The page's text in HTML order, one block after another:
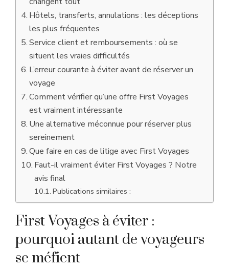
Hôtels, transferts, annulations : les déceptions
les plus fréquentes
Service client et remboursements : où se
situent les vraies difficultés
L’erreur courante à éviter avant de réserver un
voyage
Comment vérifier qu’une offre First Voyages
est vraiment intéressante
Une alternative méconnue pour réserver plus
sereinement
Que faire en cas de litige avec First Voyages
Faut-il vraiment éviter First Voyages ? Notre
avis final
Publications similaires :
First Voyages à éviter :
pourquoi autant de voyageurs
se méfient